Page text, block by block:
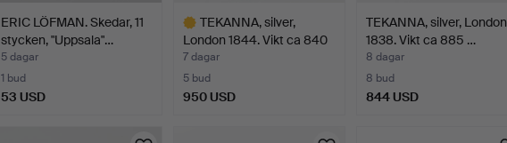
ERIC LÖFMAN. Skedar, 11
stycken, "Uppsala"…
5 dagar
1 bud
53 USD
TEKANNA, silver,
London 1844. Vikt ca 840
…
7 dagar
5 bud
950 USD
TEKANNA, silver, London
1838. Vikt ca 885 …
8 dagar
8 bud
844 USD